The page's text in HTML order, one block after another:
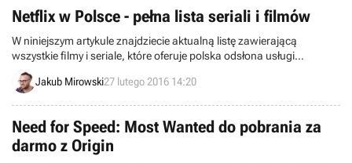
Netflix w Polsce - pełna lista seriali i filmów
W niniejszym artykule znajdziecie aktualną listę zawierającą
wszystkie filmy i seriale, które oferuje polska odsłona usługi
streamingowej Netflix, z zaznaczeniem pozycji z polskimi napisami.
Jakub Mirowski27 lutego 2016 14:20
Need for Speed: Most Wanted do pobrania za
darmo z Origin